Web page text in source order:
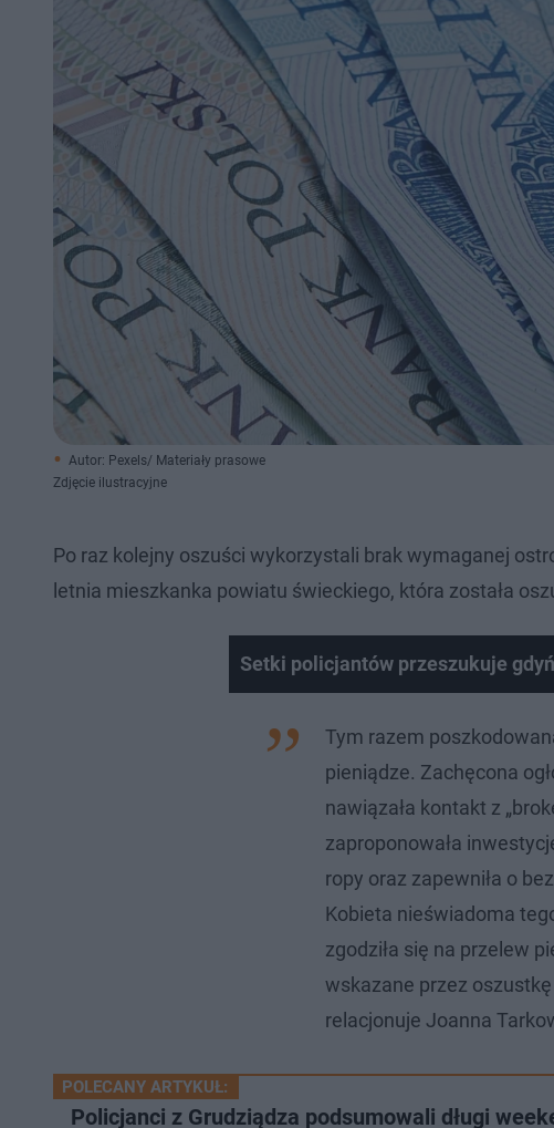
Autor: Pexels/ Materiały prasowe
Zdjęcie ilustracyjne
Po raz kolejny oszuści wykorzystali brak wymaganej
letnia mieszkanka powiatu świeckiego, która została
Setki policjantów przeszukuje
Tym razem
pieniądze. Zachęcona
nawiązała kontakt z
zaproponowała
ropy oraz zapewniła o
Kobieta nieświadoma
zgodziła się na przelew
wskazane przez
relacjonuje Joanna
POLECANY ARTYKUŁ:
Policjanci z Grudziądza podsumowali długi